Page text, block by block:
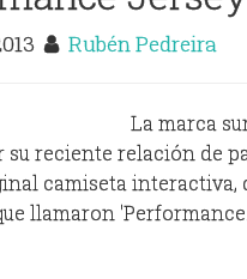
Rubén Pedreira
La marca
su reciente relación de
camiseta interactiva,
llamaron 'Performance...